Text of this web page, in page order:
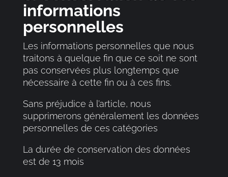
informations
personnelles
Les informations personnelles que nous
traitons à quelque fin que ce soit ne sont
pas conservées plus longtemps que
nécessaire à cette fin ou à ces fins.
Sans préjudice à l’article, nous
supprimerons généralement les données
personnelles de ces catégories
La durée de conservation des données
est de 13 mois